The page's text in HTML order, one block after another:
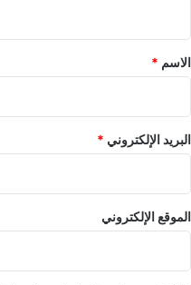
*
الاسم *
البريد الإلكتروني *
الموقع الإلكتروني